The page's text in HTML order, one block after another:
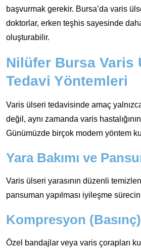
başvurmak gerekir. Bursa’da varis
doktorlar, erken teşhis sayesinde
oluşturabilir.
Nilüfer Bursa Varis
Tedavi Yöntemleri
Varis ülseri tedavisinde amaç
değil, aynı zamanda varis
Günümüzde birçok modern yöntem
Yara Bakımı ve
Varis ülseri yarasının düzenli
pansuman yapılması iyileşme
Kompresyon
Özel bandajlar veya varis çorapları